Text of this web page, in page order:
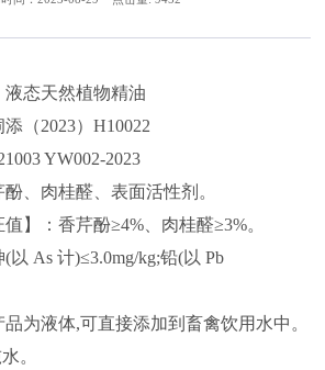
态天然植物精油
（2023）H10022
YW002-2023
酚、肉桂醛、表面活性剂。
值】：香芹酚≥4%、肉桂醛≥3%。
以 As 计)≤3.0mg/kg;铅(以 Pb
品为液体,可直接添加到畜禽饮用水中。
。